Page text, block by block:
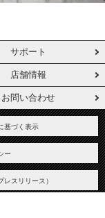
サポート
店舗情報
お問い合わせ
基づく表示
ー
レスリリース）